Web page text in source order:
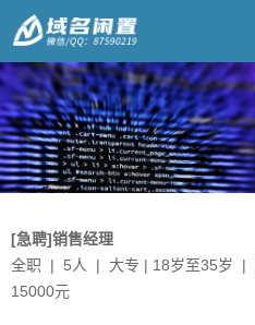
[急聘]销售经理
全职 | 5人 | 大专 | 18岁至35岁 |
15000元